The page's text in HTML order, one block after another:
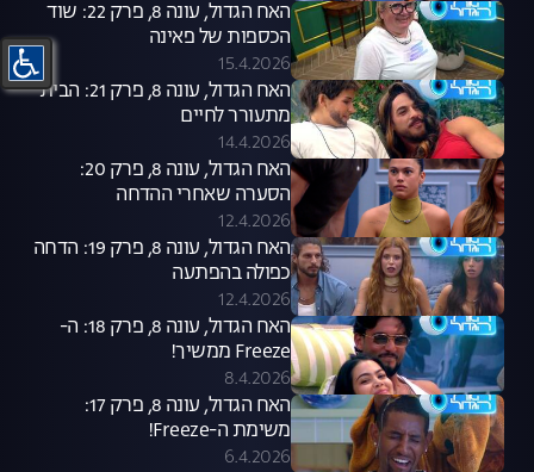
האח הגדול, עונה 8, פרק 22: שוד
הכספות של פאינה
15.4.2026
האח הגדול, עונה 8, פרק 21: הבית
מתעורר לחיים
14.4.2026
האח הגדול, עונה 8, פרק 20:
הסערה שאחרי ההדחה
12.4.2026
האח הגדול, עונה 8, פרק 19: הדחה
כפולה בהפתעה
12.4.2026
האח הגדול, עונה 8, פרק 18: ה-
Freeze ממשיך!
8.4.2026
האח הגדול, עונה 8, פרק 17:
משימת ה-Freeze!
6.4.2026